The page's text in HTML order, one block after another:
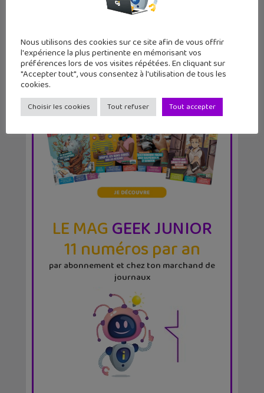
LE MAGGEEK JUNIOR
11 numéros par an
par abonnement et chez ton marchand de
journaux
Nous utilisons des cookies sur ce site afin de vous offrir
l'expérience la plus pertinente en mémorisant vos
préférences lors de vos visites répétées. En cliquant sur
"Accepter tout", vous consentez à l'utilisation de tous les
cookies.
Choisir les cookies Tout refuser Tout accepter